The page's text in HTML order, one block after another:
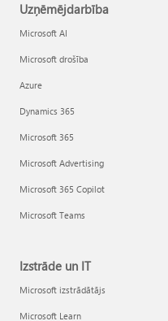
Uzņēmējdarbība
Microsoft AI
Microsoft drošība
Azure
Dynamics 365
Microsoft 365
Microsoft Advertising
Microsoft 365 Copilot
Microsoft Teams
Izstrāde un IT
Microsoft izstrādātājs
Microsoft Learn